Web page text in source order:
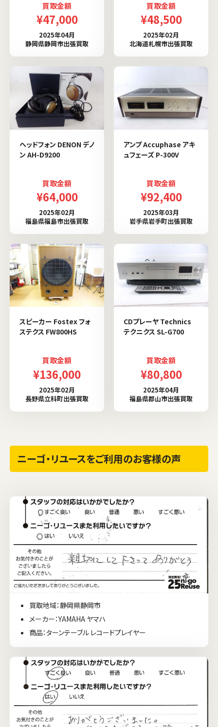
買取金額
¥47,000
2025年04月
静岡県静岡市出張買取
買取金額
¥48,500
2025年02月
北海道札幌市出張買取
ヘッドフォン DENON デノ
ン AH-D9200
買取金額
¥64,000
2025年02月
福島県福島市出張買取
アンプ Accuphase アキ
ュフェーズ P-300V
買取金額
¥92,400
2025年03月
岩手県岩手町出張買取
スピーカー Fostex フォ
ステクス FW800HS
買取金額
¥136,000
2025年02月
長野県立科町出張買取
CDプレーヤ Technics
テクニクス SL-G700
買取金額
¥80,800
2025年04月
福島県郡山市出張買取
ニーゴ・リユースをご利用のお客様の声
買取地域：静岡県静岡市
メーカー：YAMAHA ヤマハ
商品：ターンテーブル レコードプレイヤー